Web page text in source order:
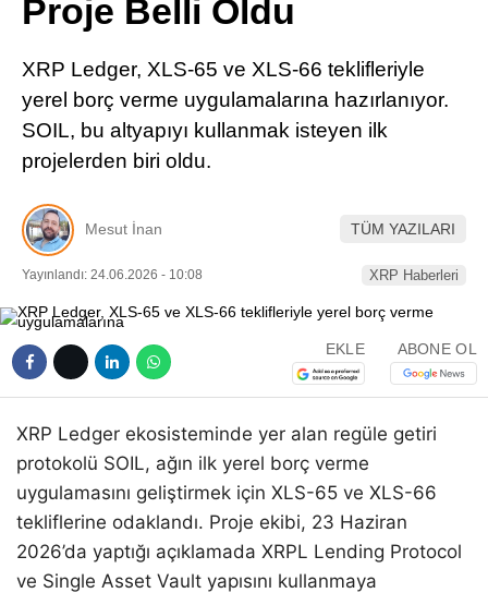
Pinterest
LinkedIn
Proje Belli Oldu
XRP Ledger, XLS-65 ve XLS-66 teklifleriyle
yerel borç verme uygulamalarına hazırlanıyor.
SOIL, bu altyapıyı kullanmak isteyen ilk
projelerden biri oldu.
Mesut İnan TÜM YAZILARI
Yayınlandı: 24.06.2026 - 10:08 XRP Haberleri
EKLE ABONE OL
XRP Ledger ekosisteminde yer alan regüle getiri
protokolü SOIL, ağın ilk yerel borç verme
uygulamasını geliştirmek için XLS-65 ve XLS-66
tekliflerine odaklandı. Proje ekibi, 23 Haziran
2026’da yaptığı açıklamada XRPL Lending Protocol
ve Single Asset Vault yapısını kullanmaya